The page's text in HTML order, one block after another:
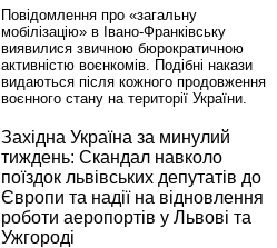
Повідомлення про «загальну
мобілізацію» в Івано-Франківську
виявилися звичною бюрократичною
активністю воєнкомів. Подібні накази
видаються після кожного продовження
воєнного стану на території України.
Західна Україна за минулий
тиждень: Скандал навколо
поїздок львівських депутатів до
Європи та надії на відновлення
роботи аеропортів у Львові та
Ужгороді